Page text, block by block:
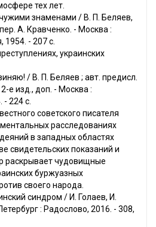
тех лет.
знаменами / В. П. Беляев,
А. Кравченко. - Москва :
1954. - 207 с.
украинских
/ В. П. Беляев ; авт. предисл.
е изд., доп. - Москва :
- 224 с.
советского писателя
расследованиях
в западных областях
свидетельских показаний и
раскрывает чудовищные
буржуазных
своего народа.
синдром / И. Голаев, И.
: Радослово, 2016. - 308,